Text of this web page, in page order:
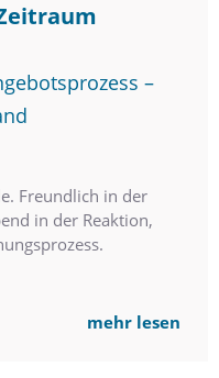
–
Freundlich in der
in der Reaktion,
mehr lesen